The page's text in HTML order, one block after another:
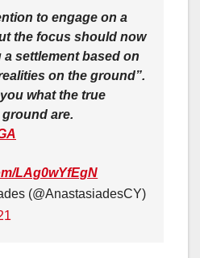
to engage on a
the focus should now
settlement based on
on the ground”.
what the true
are.
LAg0wYfEgN
(@AnastasiadesCY)